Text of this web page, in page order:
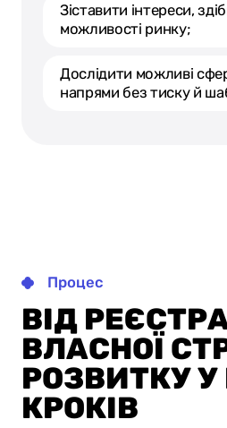
Зіставити інтереси,
можливості ринку;
Дослідити можливі
напрями без тиску й
Процес
ВІД
ВЛАСНОЇ
РОЗВИТКУ У
КРОКІВ